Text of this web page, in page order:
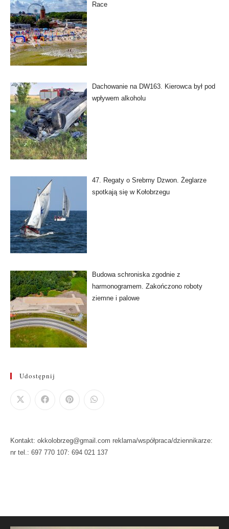
Race
Dachowanie na DW163. Kierowca był pod
wpływem alkoholu
47. Regaty o Srebrny Dzwon. Żeglarze
spotkają się w Kołobrzegu
Budowa schroniska zgodnie z
harmonogramem. Zakończono roboty
ziemne i palowe
Udostępnij
Kontakt: okkolobrzeg@gmail.com reklama/współpraca/dziennikarze:
nr tel.: 697 770 107: 694 021 137